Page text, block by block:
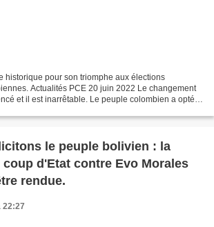
historique pour son triomphe aux élections
Actualités PCE 20 juin 2022 Le changement
et il est inarrêtable. Le peuple colombien a opté
le peuple bolivien : la
d'Etat contre Evo Morales
rendue.
22:27